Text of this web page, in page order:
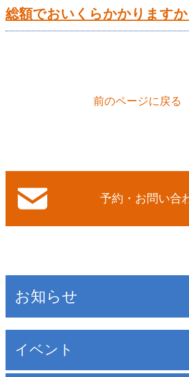
総額でおいくらかかりますか
前のページに戻る
予約・お問い合
お知らせ
イベント